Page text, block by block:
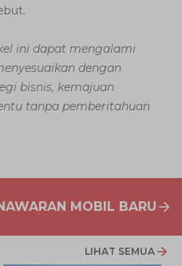
ini dapat mengalami
dengan
bisnis, kemajuan
tanpa pemberitahuan
MOBIL BARU
LIHAT SEMUA